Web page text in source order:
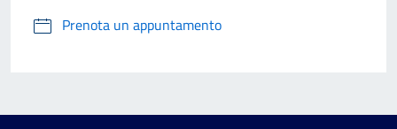
Prenota un appuntamento